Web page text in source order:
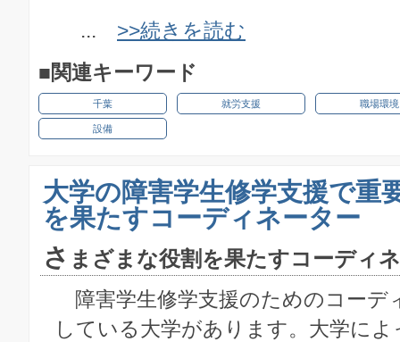
... >>続きを読む
■関連キーワード
千葉 就労支援 職場環境
設備
大学の障害学生修学支援で重
を果たすコーディネーター
さ まざまな役割を果たすコーディ
障害学生修学支援のためのコーデ
している大学があります。大学に